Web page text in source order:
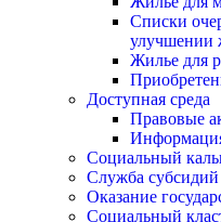
Списки
улучшении
Жилье для
Доступная среда
Правовые
Социальный
Служба
Оказание
Социальный